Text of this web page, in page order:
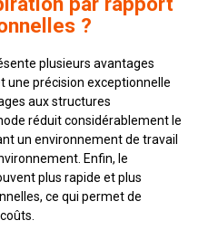
?
plusieurs avantages
une précision exceptionnelle
aux structures
réduit considérablement le
un environnement de travail
Enfin, le
plus rapide et plus
ce qui permet de